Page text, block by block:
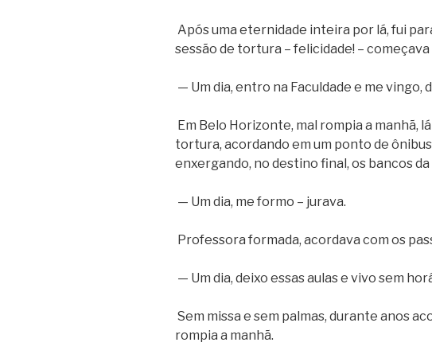
Após uma eternidade inteira por lá, fui
sessão de tortura – felicidade! –
— Um dia, entro na Faculdade e me vingo,
Em Belo Horizonte, mal rompia a manhã,
tortura, acordando em um ponto de
enxergando, no destino final, os bancos
— Um dia, me formo – jurava.
Professora formada, acordava com os
— Um dia, deixo essas aulas e vivo sem
Sem missa e sem palmas, durante anos
rompia a manhã.